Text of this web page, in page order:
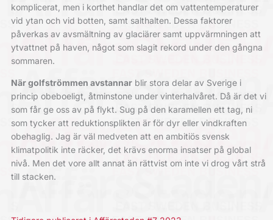
komplicerat, men i korthet handlar det om vattentemperaturer
vid ytan och vid botten, samt salthalten. Dessa faktorer
påverkas av avsmältning av glaciärer samt uppvärmningen att
ytvattnet på haven, något som slagit rekord under den gångna
sommaren.
När golfströmmen avstannarblir stora delar av Sverige i
princip obeboeligt, ­åtminstone under vinterhalvåret. Då är det vi
som får ge oss av på flykt. Sug på den karamellen ett tag, ni
som tycker att reduktionsplikten är för dyr eller vindkraften
obehaglig. Jag är väl ­medveten att en ambitiös svensk
klimatpolitik inte räcker, det krävs enorma insatser på global
nivå. Men det vore allt annat än rättvist om inte vi drog vårt strå
till stacken.